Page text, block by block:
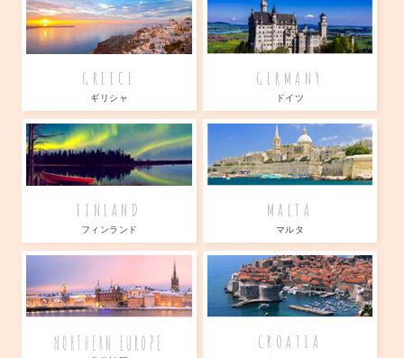
GREECE
ギリシャ
GERMANY
ドイツ
FINLAND
フィンランド
MALTA
マルタ
NORTHERN EUROPE CROATIA